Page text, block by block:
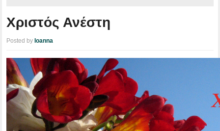
Χριστός Ανέστη
Posted by Ioanna